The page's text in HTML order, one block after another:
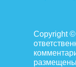
Copyright
размещены